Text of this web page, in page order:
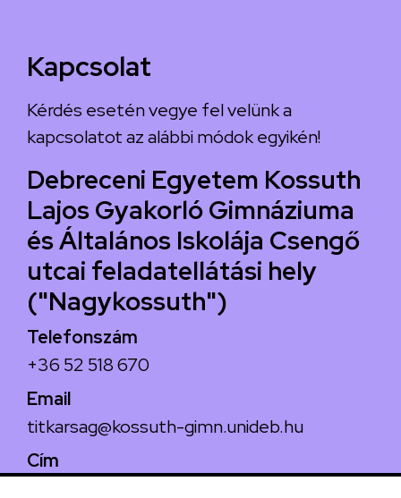
Kapcsolat
Kérdés esetén vegye fel velünk a
kapcsolatot az alábbi módok egyikén!
Debreceni Egyetem Kossuth
Lajos Gyakorló Gimnáziuma
és Általános Iskolája Csengő
utcai feladatellátási hely
("Nagykossuth")
Telefonszám
+36 52 518 670
Email
titkarsag@kossuth-gimn.unideb.hu
Cím